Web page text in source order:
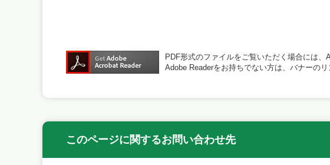
PDF形式のファイルをご覧いただく場合には、
Adobe Readerをお持ちでない方は、バナーの
このページに関するお問い合わせ先